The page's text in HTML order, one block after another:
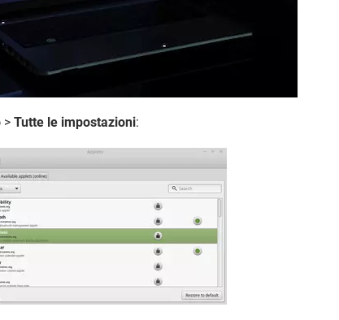
> Tutte le impostazioni: